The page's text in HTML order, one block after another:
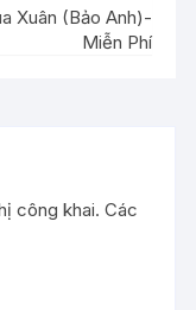
Xuân (Bảo Anh)-
Miễn Phí
công khai. Các